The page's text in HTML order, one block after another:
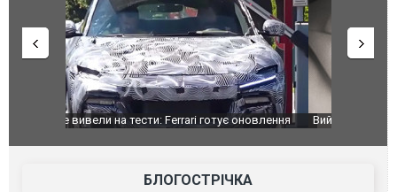
Вийшов трейлер нової екранізації легендарного
БЛОГОСТРІЧКА